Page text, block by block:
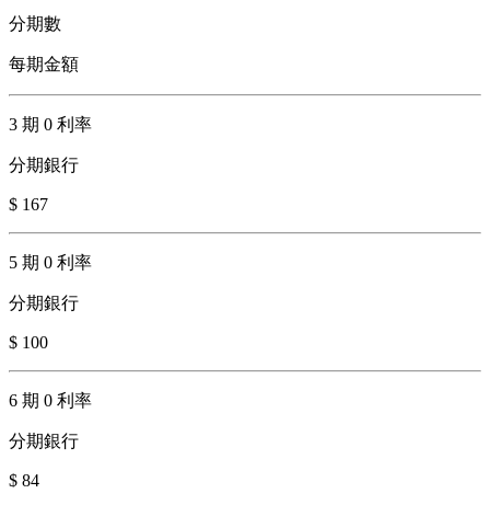
分期數
每期金額
3 期 0 利率
分期銀行
$ 167
5 期 0 利率
分期銀行
$ 100
6 期 0 利率
分期銀行
$ 84